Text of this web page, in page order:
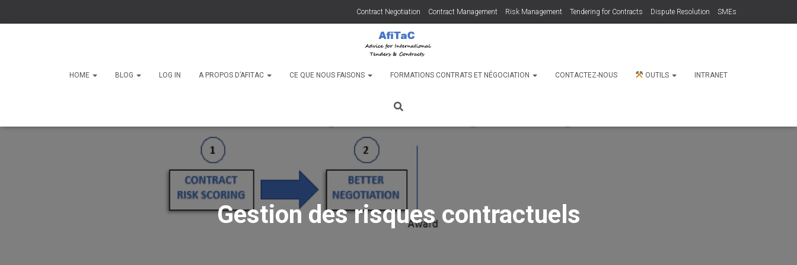
Contract Negotiation Contract Management Risk Management Tendering for Contracts Dispute Resolution SMEs
HOME BLOG LOG IN A PROPOS D’AFITAC CE QUE NOUS FAISONS FORMATIONS CONTRATS ET NÉGOCIATION CONTACTEZ-NOUS OUTILS INTRANET
Gestion des risques contractuels